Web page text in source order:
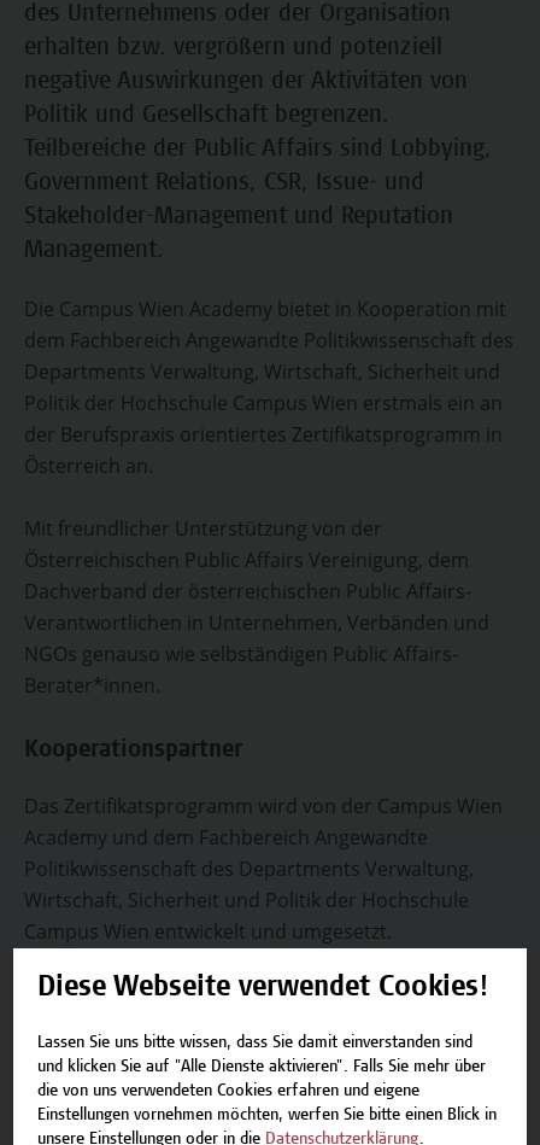
des Unternehmens oder der Organisation
erhalten bzw. vergrößern und potenziell
negative Auswirkungen der Aktivitäten von
Politik und Gesellschaft begrenzen.
Teilbereiche der Public Affairs sind Lobbying,
Government Relations, CSR, Issue- und
Stakeholder-Management und Reputation
Management.
Die Campus Wien Academy bietet in Kooperation mit
dem Fachbereich Angewandte Politikwissenschaft des
Departments Verwaltung, Wirtschaft, Sicherheit und
Politik der Hochschule Campus Wien erstmals ein an
der Berufspraxis orientiertes Zertifikatsprogramm in
Österreich an.
Mit freundlicher Unterstützung von der
Österreichischen Public Affairs Vereinigung, dem
Dachverband der österreichischen Public Affairs-
Verantwortlichen in Unternehmen, Verbänden und
NGOs genauso wie selbständigen Public Affairs-
Berater*innen.
Kooperationspartner
Das Zertifikatsprogramm wird von der Campus Wien
Academy und dem Fachbereich Angewandte
Politikwissenschaft des Departments Verwaltung,
Wirtschaft, Sicherheit und Politik der Hochschule
Campus Wien entwickelt und umgesetzt.
Abschluss
Das Zertifikatsprogramm umfasst 15 ECTS, besteht
aus 12 Modulen inklusive einer Abschlussarbeit und -
prüfung. Nach erfolgreicher Leistungsüberprüfung
Diese Webseite verwendet Cookies!
Lassen Sie uns bitte wissen, dass Sie damit einverstanden sind
und klicken Sie auf "Alle Dienste aktivieren". Falls Sie mehr über
die von uns verwendeten Cookies erfahren und eigene
Einstellungen vornehmen möchten, werfen Sie bitte einen Blick in
unsere Einstellungen oder in die Datenschutzerklärung.